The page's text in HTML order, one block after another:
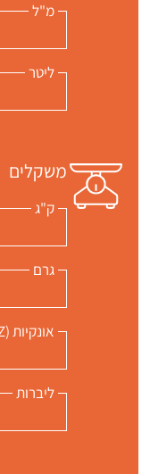
מ"ל
ליטר
משקלים
ק"ג
גרם
אונקיות (OZ)
ליברות